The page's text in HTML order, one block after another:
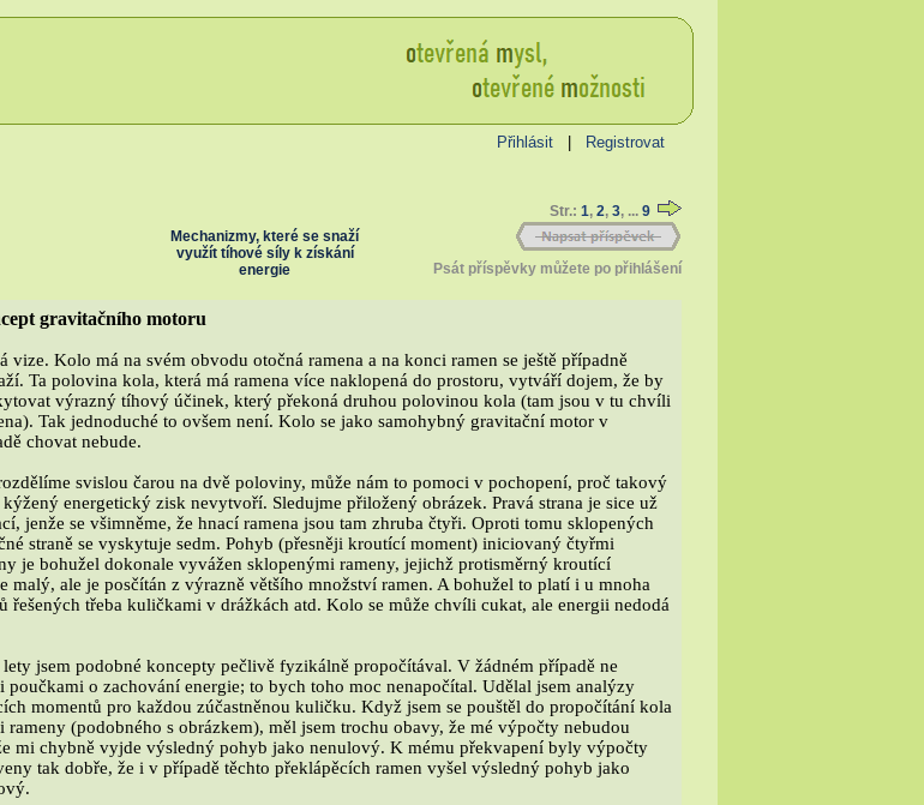
Přihlásit Registrovat
Mechanizmy, které se snaží
využít tíhové síly k získání
energie
Str.: 1, 2, 3, ... 9
Psát příspěvky můžete po přihlášení
gravitačního motoru
vize. Kolo má na svém obvodu otočná ramena a na konci ramen se ještě případně
Ta polovina kola, která má ramena více naklopená do prostoru, vytváří dojem, že by
výrazný tíhový účinek, který překoná druhou polovinou kola (tam jsou v tu chvíli
Tak jednoduché to ovšem není. Kolo se jako samohybný gravitační motor v
chovat nebude.
svislou čarou na dvě poloviny, může nám to pomoci v pochopení, proč takový
kýžený energetický zisk nevytvoří. Sledujme přiložený obrázek. Pravá strana je sice už
jenže se všimněme, že hnací ramena jsou tam zhruba čtyři. Oproti tomu sklopených
straně se vyskytuje sedm. Pohyb (přesněji kroutící moment) iniciovaný čtyřmi
je bohužel dokonale vyvážen sklopenými rameny, jejichž protisměrný kroutící
malý, ale je posčítán z výrazně většího množství ramen. A bohužel to platí i u mnoha
řešených třeba kuličkami v drážkách atd. Kolo se může chvíli cukat, ale energii nedodá
jsem podobné koncepty pečlivě fyzikálně propočítával. V žádném případě ne
poučkami o zachování energie; to bych toho moc nenapočítal. Udělal jsem analýzy
momentů pro každou zúčastněnou kuličku. Když jsem se pouštěl do propočítání kola
rameny (podobného s obrázkem), měl jsem trochu obavy, že mé výpočty nebudou
mi chybně vyjde výsledný pohyb jako nenulový. K mému překvapení byly výpočty
tak dobře, že i v případě těchto překlápěcích ramen vyšel výsledný pohyb jako